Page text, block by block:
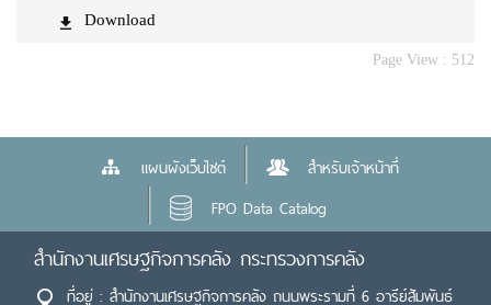
Download
Page View : 512
แผนผังเว็บไซต์
สำหรับเจ้าหน้าที่
FPO Data Catalog
สำนักงานเศรษฐกิจการคลัง กระทรวงการคลัง
ที่อยู่ : สำนักงานเศรษฐกิจการคลัง ถนนพระรามที่ 6 อารีย์สัมพันธ์